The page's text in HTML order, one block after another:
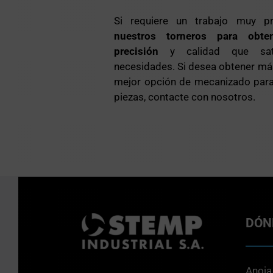
Si requiere un trabajo muy
nuestros torneros para
precisión y calidad que
necesidades. Si desea obtener
mejor opción de mecanizado
piezas, contacte con nosotros.